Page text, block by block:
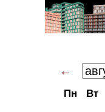
←
Пн Вт